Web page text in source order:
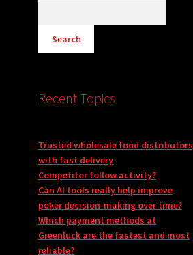
Recent Topics
Trusted wholesale food distributors
with fast delivery
Competitor follow activity?
Can AI tools really help improve
poker decision-making over time?
Which payment methods at
Greenluck are the fastest and most
reliable?